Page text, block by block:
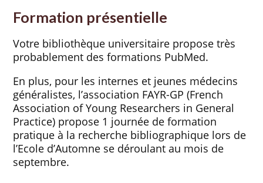
Formation présentielle
Votre bibliothèque universitaire propose très
probablement des formations PubMed.
En plus, pour les internes et jeunes médecins
généralistes, l’association FAYR-GP (French
Association of Young Researchers in General
Practice) propose 1 journée de formation
pratique à la recherche bibliographique lors de
l’Ecole d’Automne se déroulant au mois de
septembre.